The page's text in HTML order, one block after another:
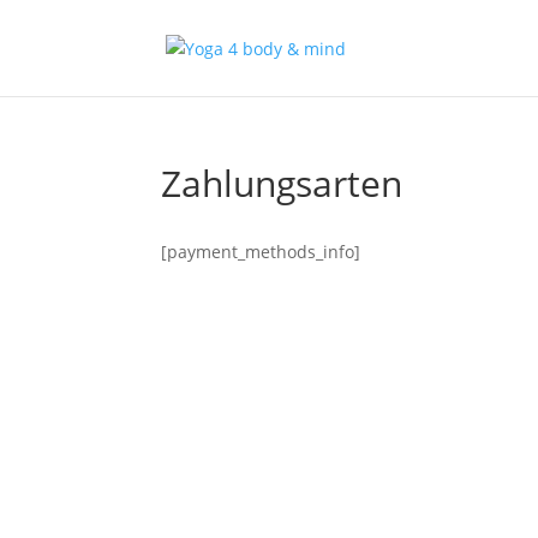
Zahlungsarten
[payment_methods_info]